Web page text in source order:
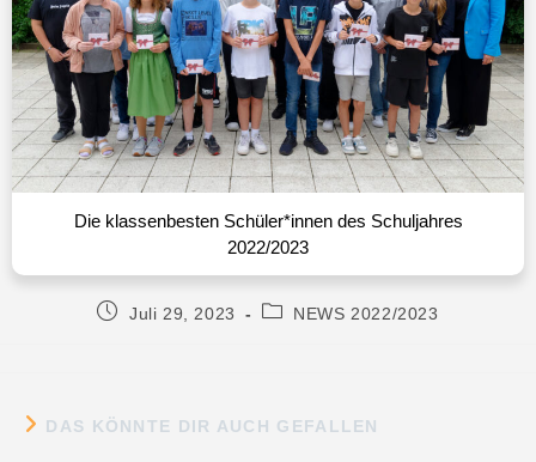
Die klassenbesten Schüler*innen des Schuljahres
2022/2023
Die Klassenbesten 2022/2023
Juli 29, 2023 NEWS 2022/2023
DAS KÖNNTE DIR AUCH GEFALLEN